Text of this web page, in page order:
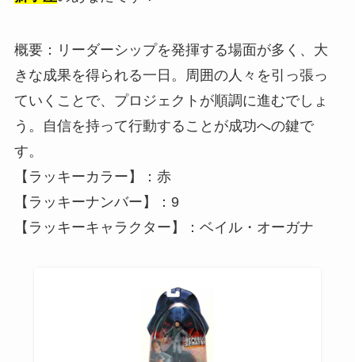
概要：リーダーシップを発揮する場面が多く、大
きな成果を得られる一日。周囲の人々を引っ張っ
ていくことで、プロジェクトが順調に進むでしょ
う。自信を持って行動することが成功への鍵で
す。
【ラッキーカラー】：赤
【ラッキーナンバー】：9
【ラッキーキャラクター】：ベイル・オーガナ